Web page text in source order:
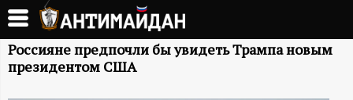
Перейти
основному
содержанию
А
Россияне предпочли бы увидеть Трампа новым
президентом США